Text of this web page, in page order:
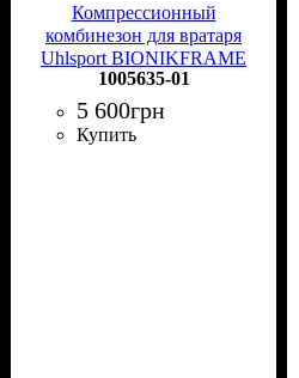
Компрессионный
комбинезон для вратаря
Uhlsport BIONIKFRAME
BODYSUIT черно-желтый
1005635 01
1005635-01
5 600грн
Купить